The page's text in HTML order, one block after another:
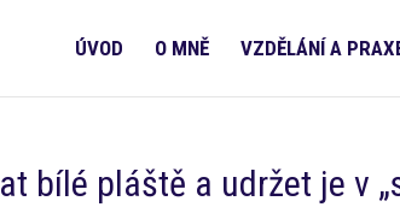
ÚVOD O MNĚ VZDĚLÁNÍ A
bílé pláště a udržet je v